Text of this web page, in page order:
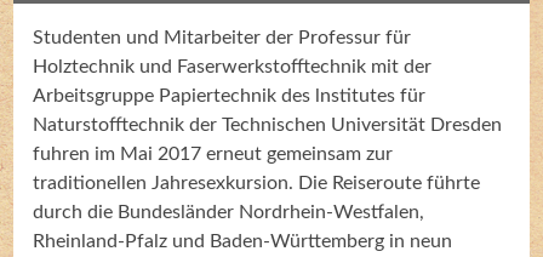
Studenten und Mitarbeiter der Professur für
Holztechnik und Faserwerkstofftechnik mit der
Arbeitsgruppe Papiertechnik des lnstitutes für
Naturstofftechnik der Technischen Universität Dresden
fuhren im Mai 2017 erneut gemeinsam zur
traditionellen Jahresexkursion. Die Reiseroute führte
durch die Bundesländer Nordrhein-Westfalen,
Rheinland-Pfalz und Baden-Württemberg in neun